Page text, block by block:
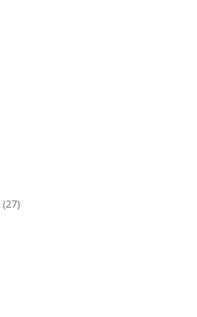
(27)